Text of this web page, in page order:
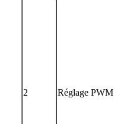
2 Réglage PWM